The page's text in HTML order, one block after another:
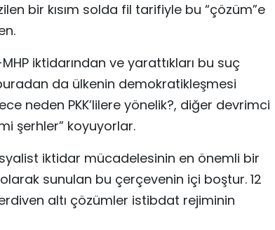
bir kısım solda fil tarifiyle bu “çözüm”e
iktidarından ve yarattıkları bu suç
da ülkenin demokratikleşmesi
neden PKK’lilere yönelik?, diğer devrimci
şerhler” koyuyorlar.
iktidar mücadelesinin en önemli bir
sunulan bu çerçevenin içi boştur. 12
altı çözümler istibdat rejiminin